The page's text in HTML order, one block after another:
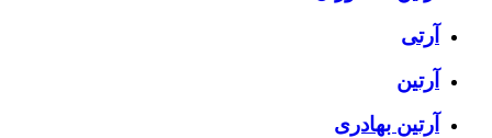
آرتی
آرتین
آرتین بهادری